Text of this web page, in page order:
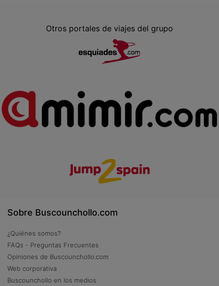
Otros portales de viajes del grupo
Sobre Buscounchollo.com
¿Quiénes somos?
FAQs - Preguntas Frecuentes
Opiniones de Buscounchollo.com
Web corporativa
Buscounchollo en los medios